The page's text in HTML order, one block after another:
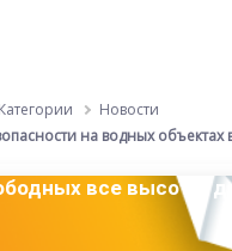
Категории
Новости
на водных
все высоты